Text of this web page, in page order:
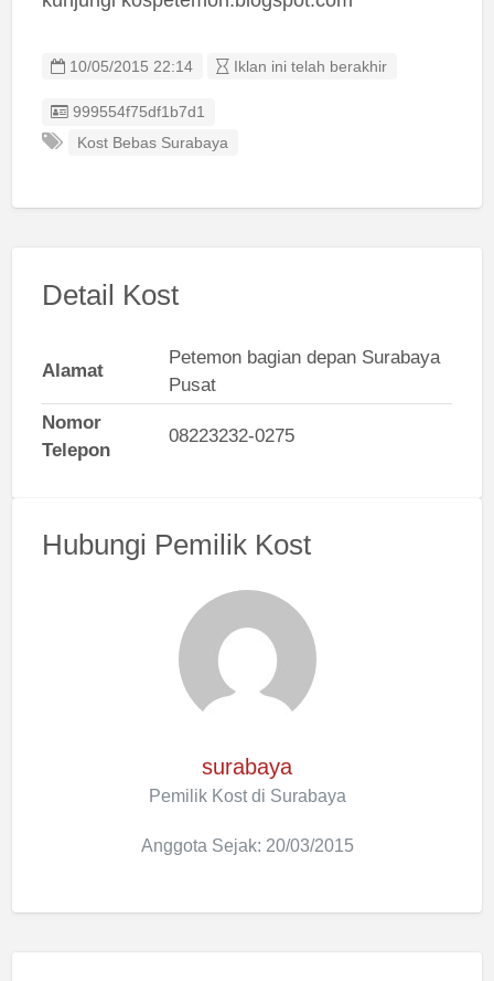
10/05/2015 22:14 Iklan ini telah berakhir
Listing ID
999554f75df1b7d1
Kost Bebas Surabaya
Detail Kost
Alamat
Petemon bagian depan Surabaya
Pusat
Nomor
Telepon
08223232-0275
Hubungi Pemilik Kost
surabaya
Pemilik Kost di Surabaya
Anggota Sejak: 20/03/2015